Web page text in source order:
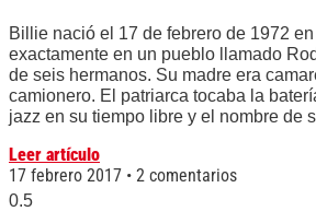
Billie nació el 17 de febrero de 1972
exactamente en un pueblo llamado
de seis hermanos. Su madre era
camionero. El patriarca tocaba la
jazz en su tiempo libre y el nombre de
Leer artículo
17 febrero 2017
2 comentarios